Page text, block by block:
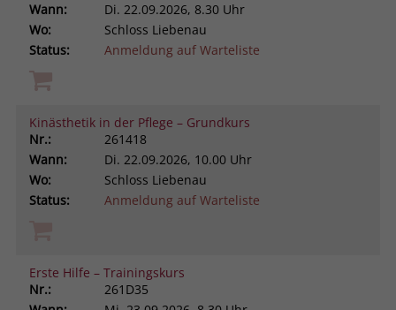
Wann:
Di. 22.09.2026, 8.30 Uhr
Wo:
Schloss Liebenau
Status:
Anmeldung auf Warteliste
Kinästhetik in der Pflege – Grundkurs
Nr.:
261418
Wann:
Di. 22.09.2026, 10.00 Uhr
Wo:
Schloss Liebenau
Status:
Anmeldung auf Warteliste
Erste Hilfe – Trainingskurs
Nr.:
261D35